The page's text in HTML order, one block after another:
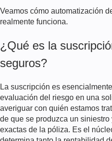
Veamos cómo automatización
realmente funciona.
¿Qué es la
seguros?
La suscripción es
evaluación del riesgo en una
averiguar con quién estamos
de que se produzca un
exactas de la póliza. Es el